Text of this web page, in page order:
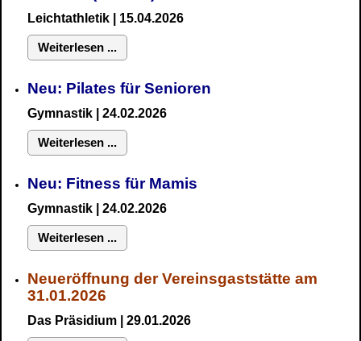
Leichtathletik | 15.04.2026
Weiterlesen ...
Neu: Pilates für Senioren
Gymnastik | 24.02.2026
Weiterlesen ...
Neu: Fitness für Mamis
Gymnastik | 24.02.2026
Weiterlesen ...
Neueröffnung der Vereinsgaststätte am
31.01.2026
Das Präsidium | 29.01.2026